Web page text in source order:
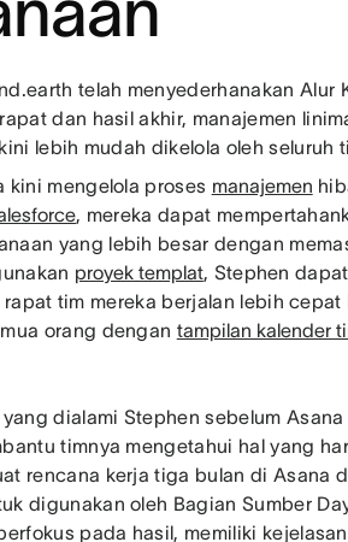
telah menyederhanakan Alur
dan hasil akhir, manajemen
lebih mudah dikelola oleh seluruh
kini mengelola proses manajemen
, mereka dapat
yang lebih besar dengan
proyek templat, Stephen
rapat tim mereka berjalan lebih
orang dengan tampilan kalender
dialami Stephen sebelum
timnya mengetahui hal yang
rencana kerja tiga bulan di Asana
digunakan oleh Bagian Sumber
pada hasil, memiliki